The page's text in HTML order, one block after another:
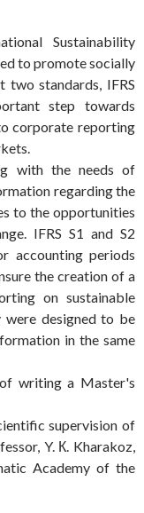
Sustainability
to promote socially
two standards, IFRS
step towards
corporate reporting
with the needs of
regarding the
to the opportunities
IFRS S1 and S2
accounting periods
the creation of a
on sustainable
were designed to be
in the same
writing a Master's
supervision of
Y. К. Kharakoz,
Academy of the